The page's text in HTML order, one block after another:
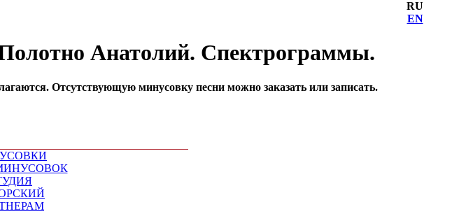
RU
EN
Анатолий. Спектрограммы.
Отсутствующую минусовку песни можно заказать или записать.